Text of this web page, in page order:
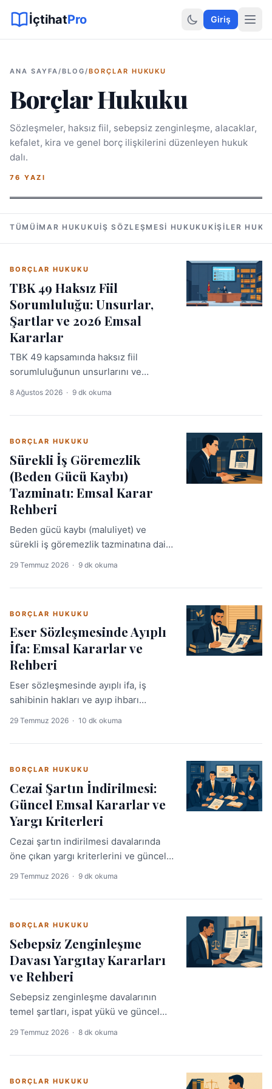
Hukuki Araçlar
İçtihatPro Giriş
ANA SAYFA/BLOG/BORÇLAR HUKUKU
Borçlar Hukuku
Sözleşmeler, haksız fiil, sebepsiz zenginleşme, alacaklar,
kefalet, kira ve genel borç ilişkilerini düzenleyen hukuk
dalı.
76 YAZI
TÜMÜ İMAR HUKUKU İŞ SÖZLEŞMESI HUKUKU KIŞILER
BORÇLAR HUKUKU
TBK 49 Haksız Fiil
Sorumluluğu: Unsurlar,
Şartlar ve 2026 Emsal
Kararlar
TBK 49 kapsamında haksız fiil
sorumluluğunun unsurlarını ve
için pratik ve güncel bir referans.
8 Ağustos 2026 · 9 dk okuma
BORÇLAR HUKUKU
Sürekli İş Göremezlik
(Beden Gücü Kaybı)
Tazminatı: Emsal Karar
Rehberi
Beden gücü kaybı (maluliyet) ve
sürekli iş göremezlik tazminatına dair
hataları derinlemesine ele alıyoruz.
29 Temmuz 2026 · 9 dk okuma
BORÇLAR HUKUKU
Eser Sözleşmesinde Ayıplı
İfa: Emsal Kararlar ve
Rehberi
Eser sözleşmesinde ayıplı ifa, iş
sahibinin hakları ve ayıp ihbarı
kararlarla konuya hakim olun.
29 Temmuz 2026 · 10 dk okuma
BORÇLAR HUKUKU
Cezai Şartın İndirilmesi:
Güncel Emsal Kararlar ve
Yargı Kriterleri
Cezai şartın indirilmesi davalarında
öne çıkan yargı kriterlerini ve güncel
özleri ve pratik uygulama noktalarıyla
29 Temmuz 2026 · 9 dk okuma
BORÇLAR HUKUKU
Sebepsiz Zenginleşme
Davası Yargıtay Kararları
ve Rehberi
Sebepsiz zenginleşme davalarının
temel şartları, ispat yükü ve güncel
analizle içtihat arayışınıza hız
29 Temmuz 2026 · 8 dk okuma
BORÇLAR HUKUKU